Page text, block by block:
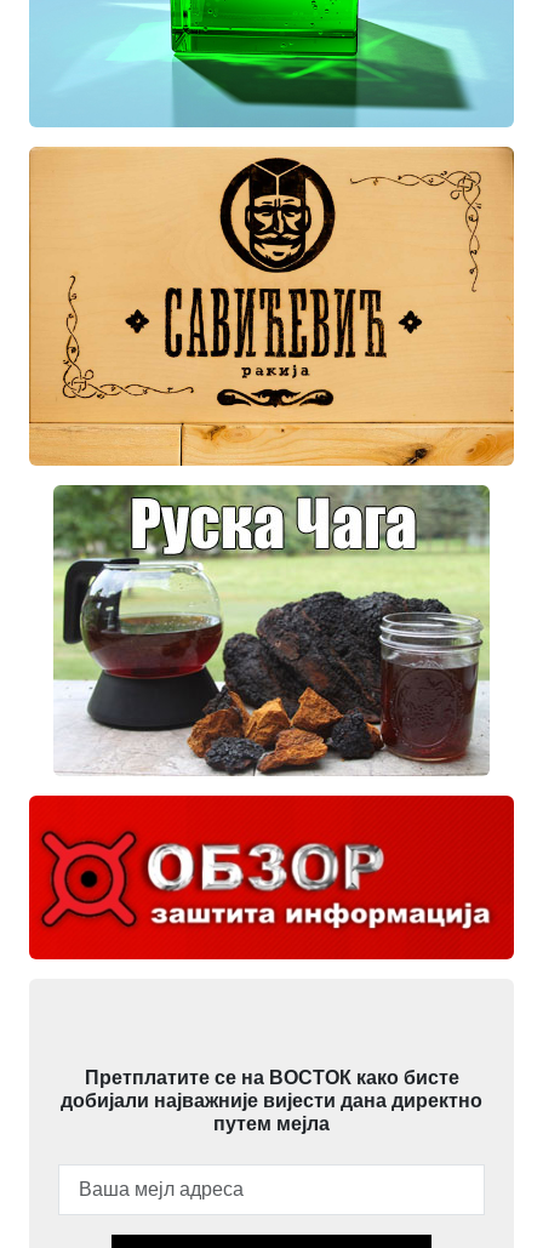
Претплатите се на ВОСТОК како бисте
добијали најважније вијести дана директно
путем мејла